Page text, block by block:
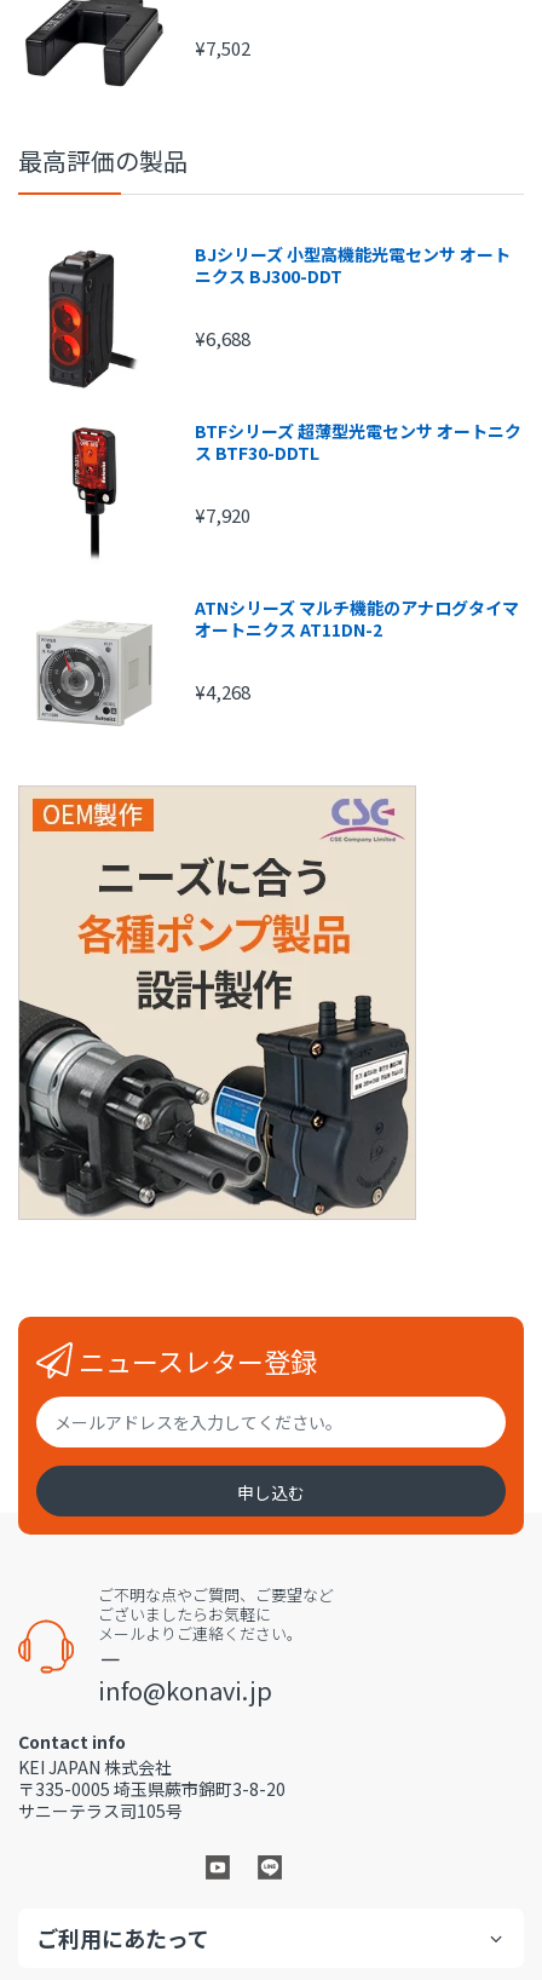
注文金額
1円～
20,000円～
25,000円～
525円
¥7,502
最高評価の製品
BJシリーズ 小型高機能光電センサ オート
ニクス BJ300-DDT
¥6,688
BTFシリーズ 超薄型光電センサ オートニク
ス BTF30-DDTL
¥7,920
ATNシリーズ マルチ機能のアナログタイマ
オートニクス AT11DN-2
¥4,268
ニュースレター登録
申し込む
ご不明な点やご質問、ご要望など
ございましたらお気軽に
メールよりご連絡ください。
－
info@konavi.jp
Contact info
KEI JAPAN 株式会社
〒335-0005 埼玉県蕨市錦町3-8-20
サニーテラス司105号
ご利用にあたって